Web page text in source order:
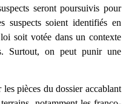
seront poursuivis pour
suspects soient identifiés en
soit votée dans un contexte
Surtout, on peut punir une
pièces du dossier accablant